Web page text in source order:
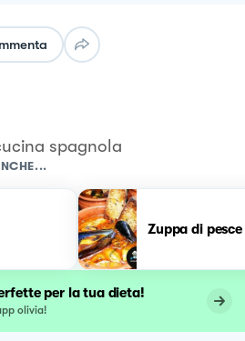
spagnola
Zuppa di pesce
per la tua dieta!
olivia!